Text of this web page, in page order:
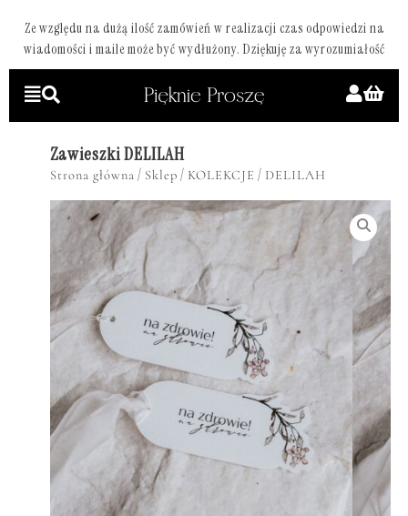
Ze względu na dużą ilość zamówień w realizacji czas odpowiedzi na
wiadomości i maile może być wydłużony. Dziękuję za wyrozumiałość
Zawieszki DELILAH
Strona główna / Sklep / KOLEKCJE / DELILAH